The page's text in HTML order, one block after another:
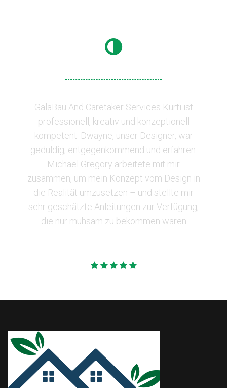
GalaBau And Caretaker Services Kurti ist
professionell, kreativ und konzeptionell
kompetent. Dwayne, unser Designer, war
geduldig, entgegenkommend und erfahren.
Michael Gregory arbeitete mit mir
zusammen, um mein Konzept vom Design in
die Realität umzusetzen – und stellte mir
sehr geschätzte Anleitungen zur Verfügung,
die nur mühsam zu bekommen waren